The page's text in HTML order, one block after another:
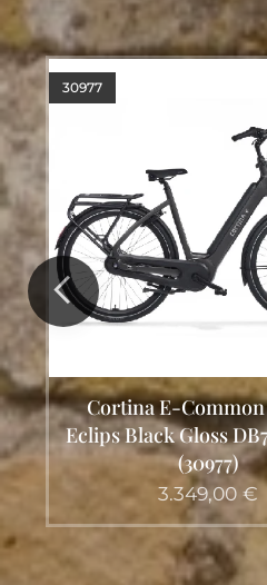
Cortina E-
Eclips Black Gloss
(30962)
30962
3.349,00€